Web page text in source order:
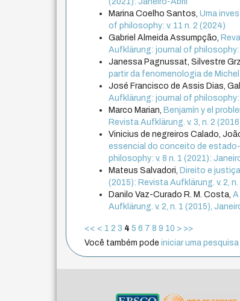
Marina Coelho Santos,Uma
of philosophy: v. 11 n. 2 (2024)
Gabriel Almeida Assumpção,
Aufklärung: journal of
Janessa Pagnussat, Silvestre
partir da fenomenologia de
José Francisco de Assis Dias,
Aufklärung: journal of philosophy:
Marco Marian, Benjamín y el
Revista Aufklärung. v. 3, n. 2
Vinicius de negreiros Calado,
essencial do conceito de
philosophy: v. 8 n. 1 (2021):
Mateus Salvadori, Direito e
(2015): Revista Aufklärung. v. 2,
Danilo Vaz-Curado R. M. Costa,A
Aufklärung. v. 2, n. 1 (2015),
<< < 1 2 3 4 5 6 7 8 9 10 > >>
Você também podeiniciar uma